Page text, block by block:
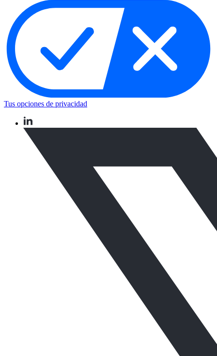
Tus opciones de privacidad